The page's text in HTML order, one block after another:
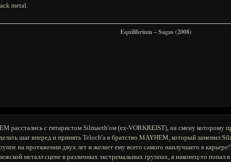
metal.
Equilibrium – Sagas (2008)
расстались с гитаристом Silmaeth'ом (ex-VORKREIST), на смену которому
шаг вперед и принять Teloch'a в братство MAYHEM, который заменил
на протяжении двух лет и желает ему всего самого наилучшего в карьере!'
металл сцене в различных экстремальных группах, я наконец-то